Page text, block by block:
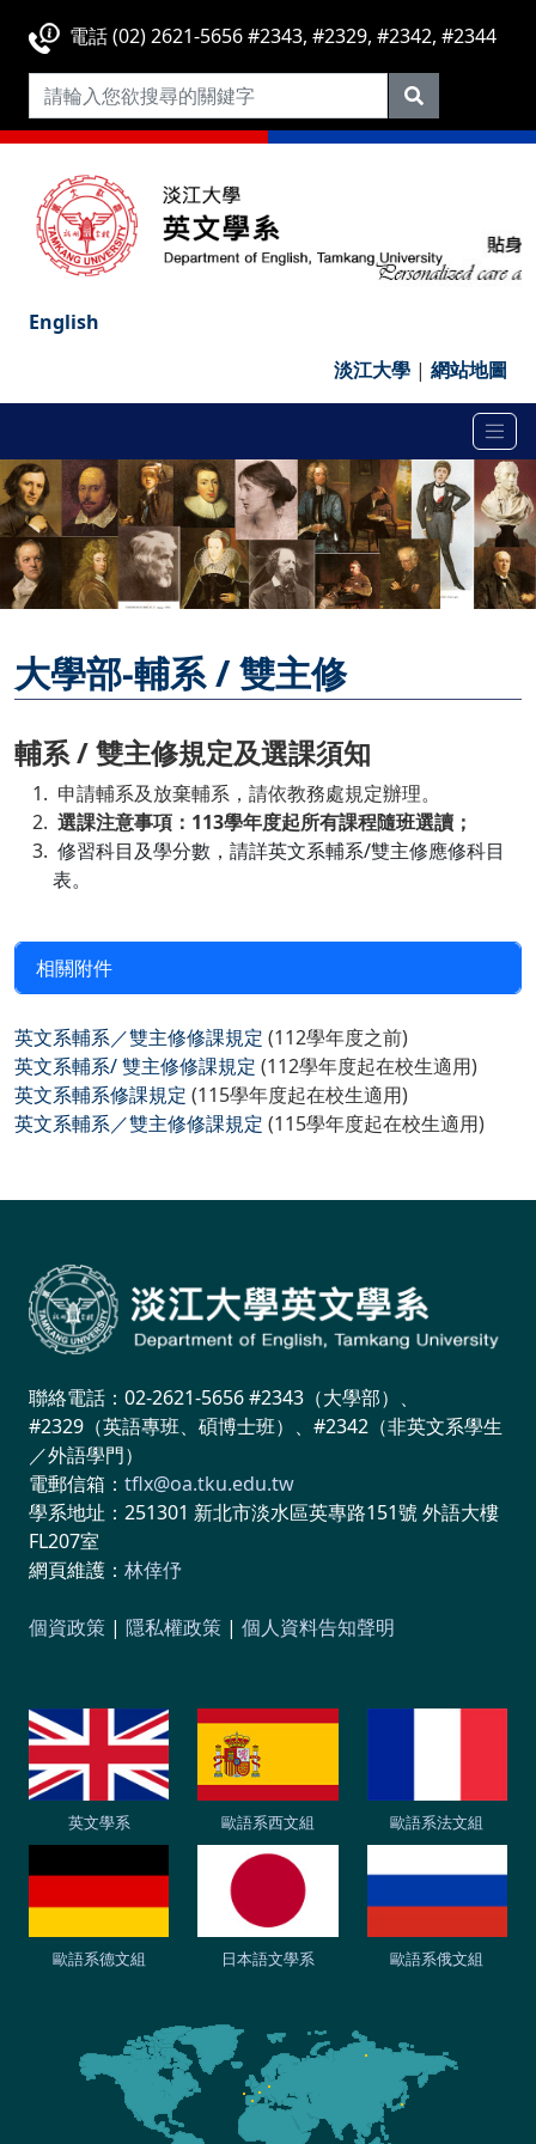
電話 (02) 2621-5656 #2343, #2329, #2342, #2344
English
淡江大學 | 網站地圖
大學部-輔系 / 雙主修
輔系 / 雙主修規定及選課須知
申請輔系及放棄輔系，請依教務處規定辦理。
選課注意事項：113學年度起所有課程隨班選讀；
修習科目及學分數，請詳英文系輔系/雙主修應修科目
表。
相關附件
英文系輔系／雙主修修課規定 (112學年度之前)
英文系輔系/ 雙主修修課規定 (112學年度起在校生適用)
英文系輔系修課規定 (115學年度起在校生適用)
英文系輔系／雙主修修課規定 (115學年度起在校生適用)
聯絡電話：02-2621-5656 #2343（大學部）、
#2329（英語專班、碩博士班）、#2342（非英文系學生
／外語學門）
電郵信箱： tflx@oa.tku.edu.tw
學系地址：251301 新北市淡水區英專路151號 外語大樓
FL207室
網頁維護： 林倖伃
個資政策 | 隱私權政策 | 個人資料告知聲明
英文學系 歐語系西文組 歐語系法文組
歐語系德文組 日本語文學系 歐語系俄文組